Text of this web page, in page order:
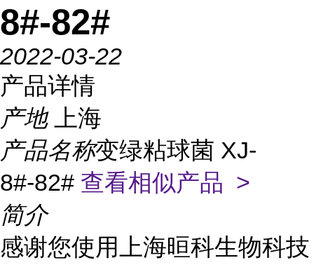
8#-82#
2022-03-22
产品详情
产地
上海
产品名称变绿粘球菌 XJ-
8#-82# 查看相似产品 >
简介
感谢您使用上海晅科生物科技